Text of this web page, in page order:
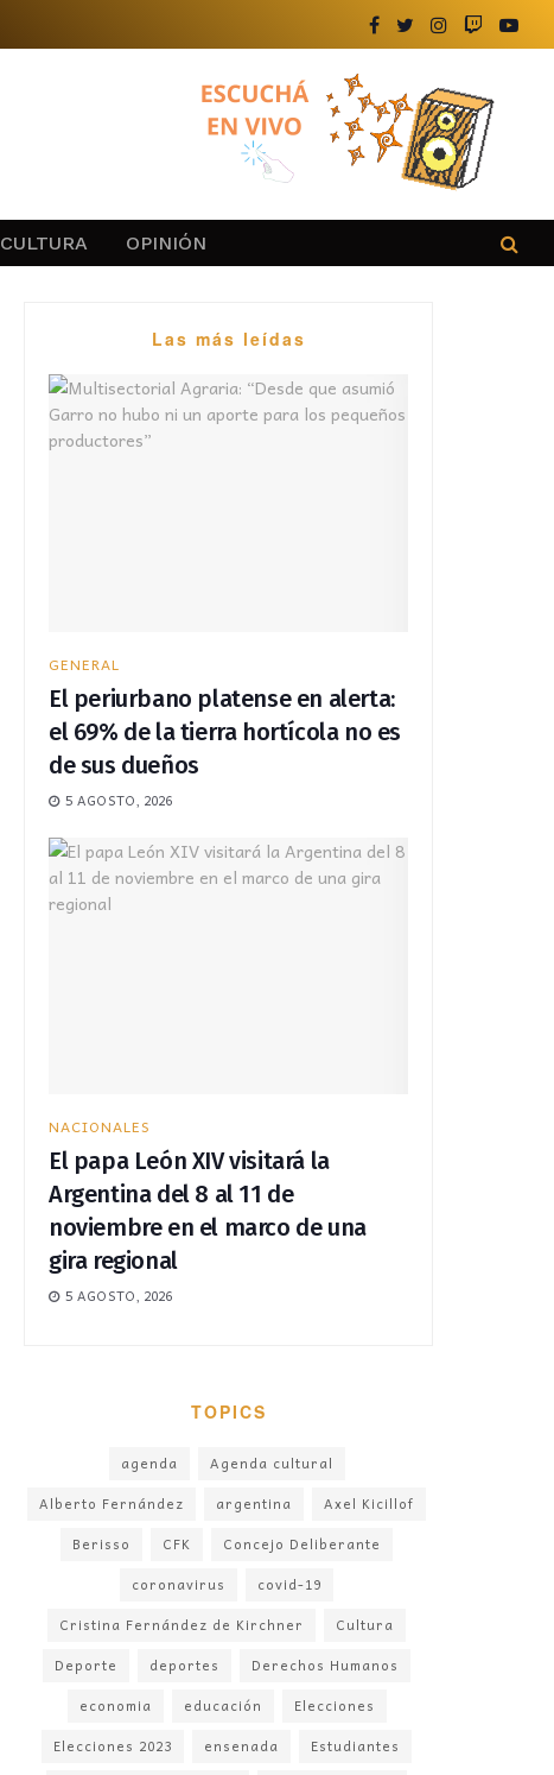
CULTURA OPINIÓN
Las más leídas
GENERAL
El periurbano platense en alerta:
el 69% de la tierra hortícola no es
de sus dueños
5 AGOSTO, 2026
NACIONALES
El papa León XIV visitará la
Argentina del 8 al 11 de
noviembre en el marco de una
gira regional
5 AGOSTO, 2026
TOPICS
agenda
Agenda cultural
Alberto Fernández
argentina
Axel Kicillof
Berisso
CFK
Concejo Deliberante
coronavirus
covid-19
Cristina Fernández de Kirchner
Cultura
Deporte
deportes
Derechos Humanos
economia
educación
Elecciones
Elecciones 2023
ensenada
Estudiantes